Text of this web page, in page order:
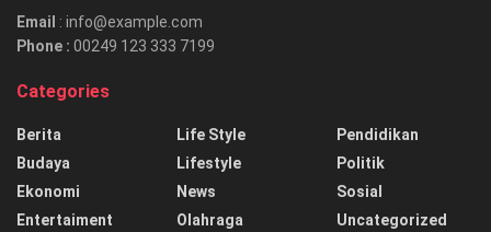
Email : info@example.com
Phone : 00249 123 333 7199
Categories
Berita
Budaya
Ekonomi
Entertaiment
Life Style
Lifestyle
News
Olahraga
Pendidikan
Politik
Sosial
Uncategorized